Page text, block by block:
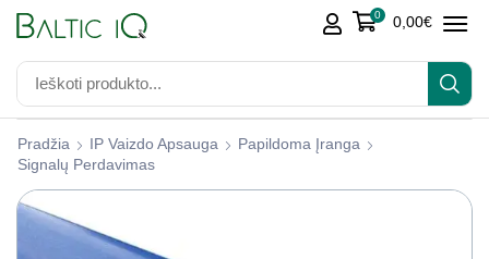
0 0,00€
Pradžia IP Vaizdo Apsauga
Papildoma Įranga
Signalų Perdavimas